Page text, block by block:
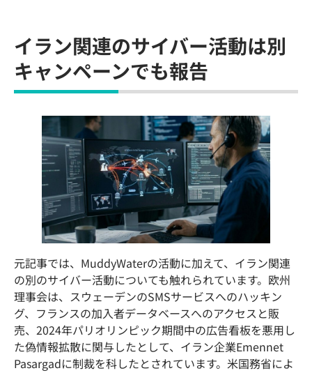
イラン関連のサイバー活動は別
キャンペーンでも報告
元記事では、MuddyWaterの活動に加えて、イラン関連
の別のサイバー活動についても触れられています。欧州
理事会は、スウェーデンのSMSサービスへのハッキン
グ、フランスの加入者データベースへのアクセスと販
売、2024年パリオリンピック期間中の広告看板を悪用し
た偽情報拡散に関与したとして、イラン企業Emennet
Pasargadに制裁を科したとされています。米国務省によ